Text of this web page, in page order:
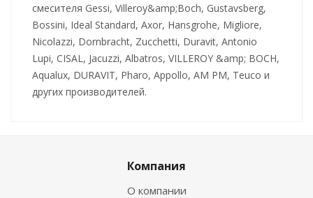
смесителя Gessi, Villeroy&amp;Boch, Gustavsberg,
Bossini, Ideal Standard, Axor, Hansgrohe, Migliore,
Nicolazzi, Dornbracht, Zucchetti, Duravit, Antonio
Lupi, CISAL, Jacuzzi, Albatros, VILLEROY &amp; BOCH,
Aqualux, DURAVIT, Pharo, Appollo, AM PM, Teuco и
других производителей.
Компания
О компании